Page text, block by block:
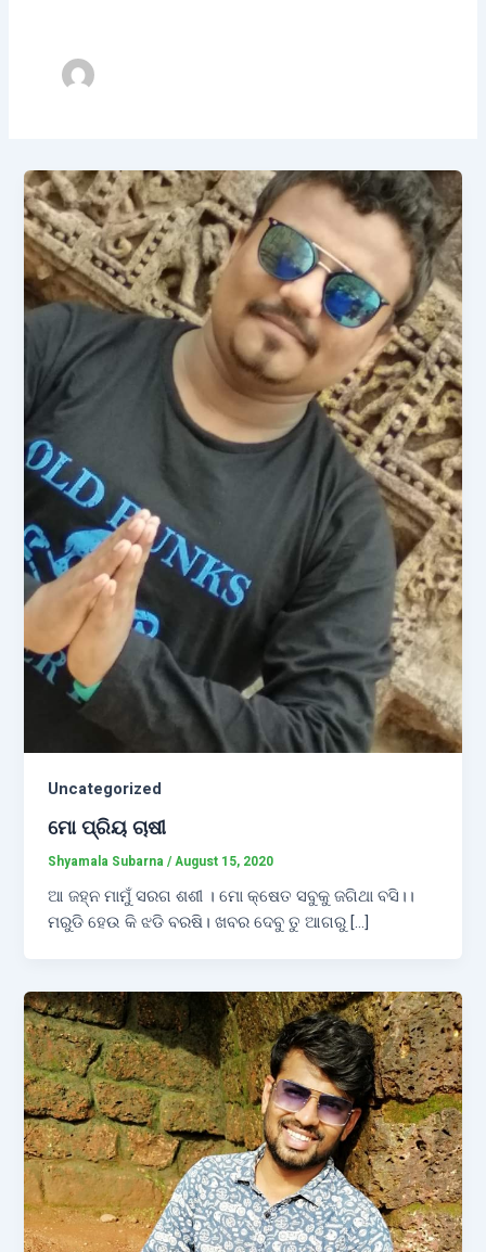
Uncategorized
ମୋ ପ୍ରିୟ ଚାଷୀ
Shyamala Subarna/August 15, 2020
ଆ ଜହ୍ନ ମାମୁଁ ସରଗ ଶଶୀ । ମୋ କ୍ଷେତ ସବୁକୁ ଜଗିଥା ବସି।।
ମରୁଡି ହେଉ କି ଝଡି ବରଷି। ଖବର ଦେବୁ ତୁ ଆଗରୁ […]